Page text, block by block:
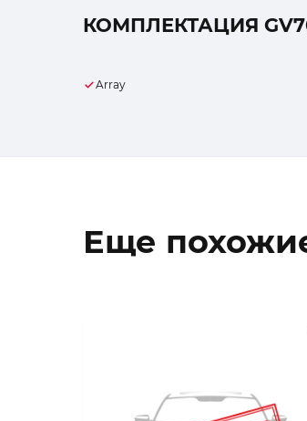
КОМПЛЕКТАЦИЯ GV70
Array
Еще